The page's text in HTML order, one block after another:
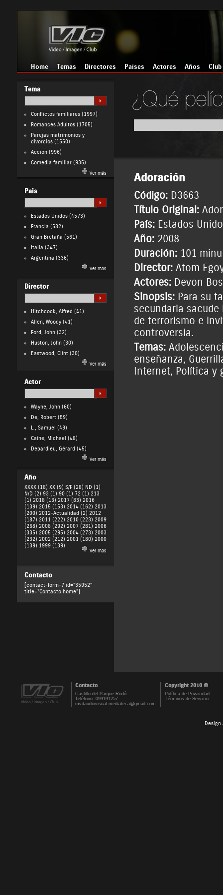
Home Temas Directores Países Actores Años Club
Tema
Conflictos familiares(1997)
Romances Adultos(1705)
Parejas matrimonios y
divorcios(1550)
Acción(996)
Comedia familiar(935)
Ver más
País
Estados Unidos(4573)
Francia (582)
Gran Bretaña (561)
Italia (347)
Argentina (336)
Ver más
Director
Hitchcock, Alfred (41)
Allen, Woody(41)
Ford, John(32)
Huston, John(30)
Eastwood, Clint(30)
Ver más
Actor
Wayne, John(60)
De, Robert(59)
L., Samuel (49)
Caine, Michael (48)
Depardieu, Gérard (45)
Ver más
Año
XXXX (18) XX (9) S/F (28) ND (1)
N/D (2) 93 (1) 90 (1) 72 (1) 213
(1) 2018 (13) 2017 (83) 2016
(139) 2015 (153) 2014 (162) 2013
(200) 2012-Actualidad (2) 2012
(187) 2011 (222) 2010 (223) 2009
(268) 2008 (292) 2007 (281) 2006
(335) 2005 (295) 2004 (273) 2003
(232) 2002 (212) 2001 (180) 2000
(139) 1999 (139)
Ver más
Contacto
[contact-form-7 id="35952"
title="Contacto home"]
Adoración
Código: D3663
Título Original:
País: Estados
Año: 2008
Duración: 101
Director: Atom
Actores: Devon
Sinopsis:Para su
secundaria
de terrorismo e
controversia.
Temas:
enseñanza,
Internet, Política y
Contacto Copyright 2010 ©
Castillo del Parque Rodó
Teléfono: 099191257
mvdaudiovisual.mediateca@gmail.com
Política de Privacidad
Términos de Servicio